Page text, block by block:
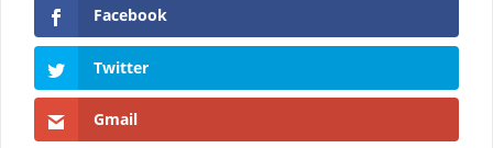
Facebook
Twitter
Gmail